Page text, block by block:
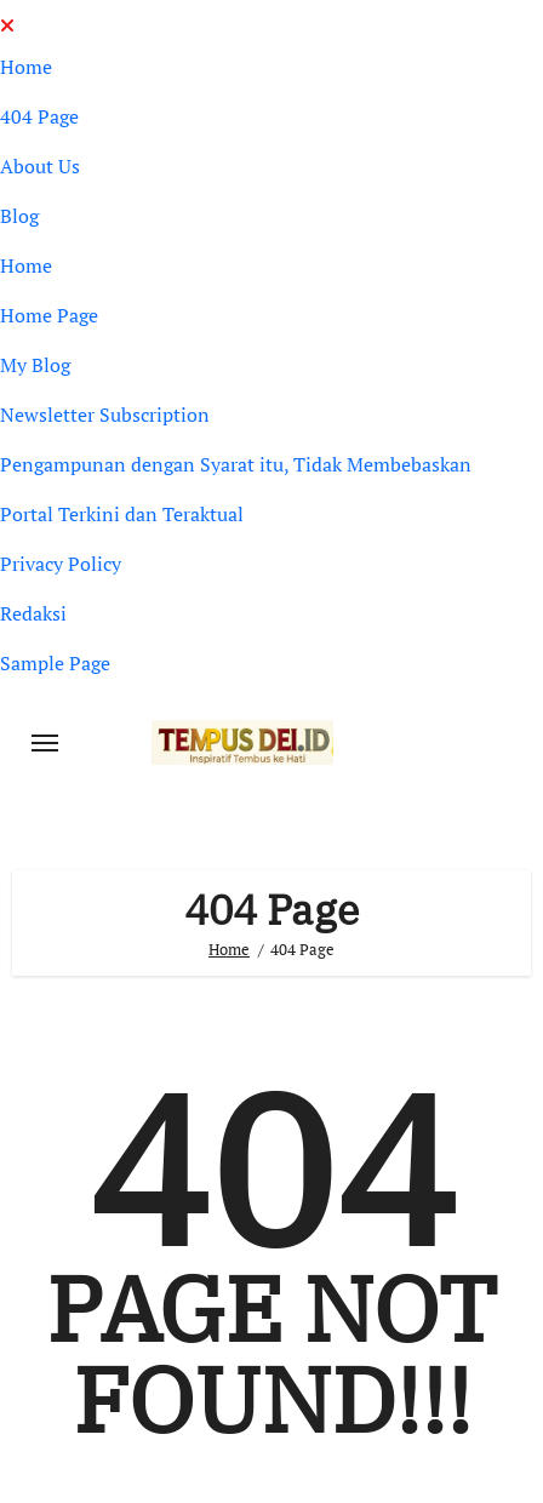
Skip
to
Home
404 Page
About Us
Blog
Home
Home Page
My Blog
Newsletter Subscription
Pengampunan dengan Syarat itu, Tidak Membebaskan
Portal Terkini dan Teraktual
Privacy Policy
Redaksi
Sample Page
404 Page
Home 404 Page
404
PAGE NOT
FOUND!!!